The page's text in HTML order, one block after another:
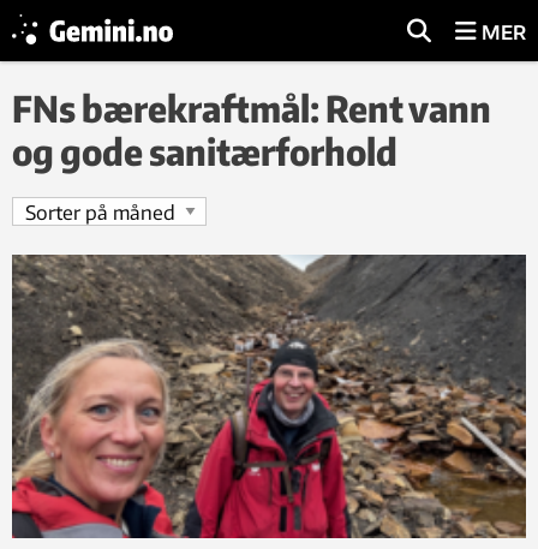
MER
FNs bærekraftmål: Rent vann
og gode sanitærforhold